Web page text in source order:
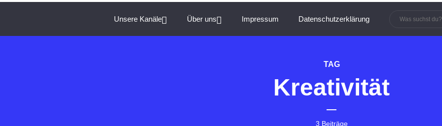
Unsere Kanäle Über uns Impressum Datenschutzerklärung
TAG
Kreativität
3 Beiträge